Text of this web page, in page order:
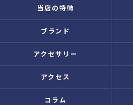
当店の特徴
ブランド
アクセサリー
アクセス
コラム